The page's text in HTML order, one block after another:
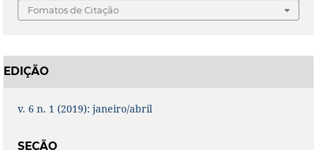
Fomatos de Citação
EDIÇÃO
v. 6 n. 1 (2019): janeiro/abril
SEÇÃO